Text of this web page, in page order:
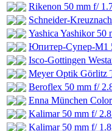
Rikenon 50 mm f/
Schneider-
Yashica Yashikor 50
Юпитер-Супер-М1
Isco-Gottingen
Meyer Optik Görlitz
Beroflex 50 mm f/
Enna München
Kalimar 50 mm f/
Kalimar 50 mm f/